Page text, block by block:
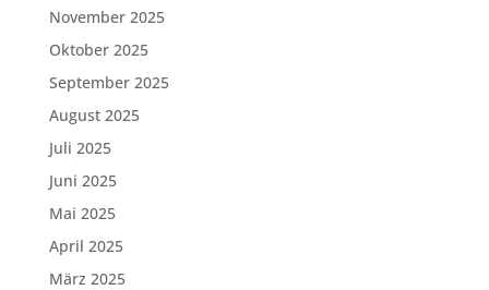
November 2025
Oktober 2025
September 2025
August 2025
Juli 2025
Juni 2025
Mai 2025
April 2025
März 2025